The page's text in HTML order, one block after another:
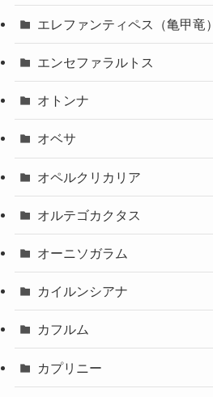
エレファンティペス（亀甲竜）
エンセファラルトス
オトンナ
オベサ
オペルクリカリア
オルテゴカクタス
オーニソガラム
カイルンシアナ
カフルム
カプリニー